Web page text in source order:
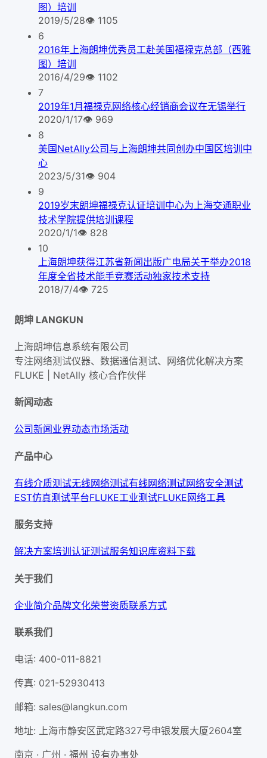
图）培训
2019/5/28👁 1105
6
2016年上海朗坤优秀员工赴美国福禄克总部（西雅
图）培训
2016/4/29👁 1102
7
2019年1月福禄克网络核心经销商会议在无锡举行
2020/1/17👁 969
8
美国NetAlly公司与上海朗坤共同创办中国区培训中
心
2023/5/31👁 904
9
2019岁末朗坤福禄克认证培训中心为上海交通职业
技术学院提供培训课程
2020/1/1👁 828
10
上海朗坤获得江苏省新闻出版广电局关于举办2018
年度全省技术能手竞赛活动独家技术支持
2018/7/4👁 725
朗坤 LANGKUN
上海朗坤信息系统有限公司
专注网络测试仪器、数据通信测试、网络优化解决方案
FLUKE | NetAlly 核心合作伙伴
新闻动态
公司新闻业界动态市场活动
产品中心
有线介质测试无线网络测试有线网络测试网络安全测试
EST仿真测试平台FLUKE工业测试FLUKE网络工具
服务支持
解决方案培训认证测试服务知识库资料下载
关于我们
企业简介品牌文化荣誉资质联系方式
联系我们
电话: 400-011-8821
传真: 021-52930413
邮箱: sales@langkun.com
地址: 上海市静安区武定路327号申银发展大厦2604室
南京 · 广州 · 福州 设有办事处